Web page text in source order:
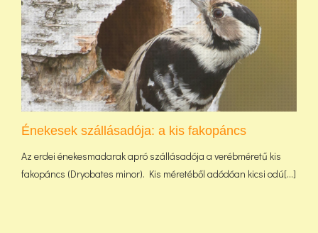
Énekesek szállásadója: a kis fakopáncs
Az erdei énekesmadarak apró szállásadója a verébméretű kis
fakopáncs (Dryobates minor). Kis méretéből adódóan kicsi odú[...]